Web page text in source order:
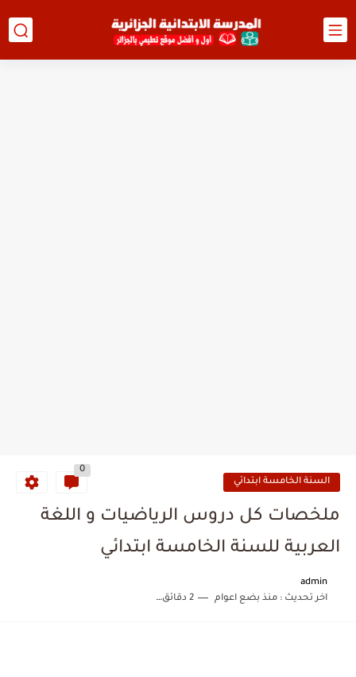
السنة الخامسة ابتدائي
0
ملخصات كل دروس الرياضيات و اللغة
العربية للسنة الخامسة ابتدائي
admin
اخر تحديث :منذ بضع اعوام 2 دقائق للقراءة